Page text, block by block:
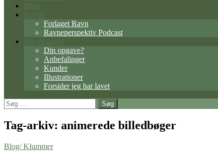
Forlaget Ravn
Ravneperspektiv Podcast
Din opgave?
Anbefalinger
Kunder
Illustrationer
Forsider jeg har lavet
Søg
efter:
Tag-arkiv: animerede billedbøger
Blog/ Klummer